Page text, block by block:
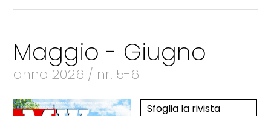
Maggio - Giugno
anno 2026 / nr. 5-6
Sfoglia la rivista